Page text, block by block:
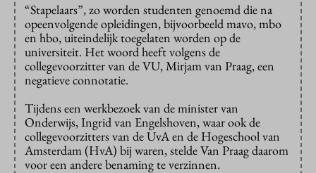
“Stapelaars”, zo worden studenten genoemd die na
opeenvolgende opleidingen, bijvoorbeeld mavo, mbo
en hbo, uiteindelijk toegelaten worden op de
universiteit. Het woord heeft volgens de
collegevoorzitter van de VU, Mirjam van Praag, een
negatieve connotatie.
Tijdens een werkbezoek van de minister van
Onderwijs, Ingrid van Engelshoven, waar ook de
collegevoorzitters van de UvA en de Hogeschool van
Amsterdam (HvA) bij waren, stelde Van Praag daarom
voor een andere benaming te verzinnen.